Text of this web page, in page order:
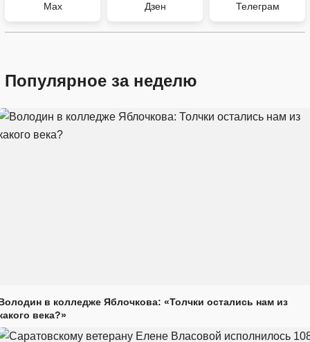
Max Дзен Телеграм
Популярное за неделю
в колледже Яблочкова: «Толчки остались нам из
века?»